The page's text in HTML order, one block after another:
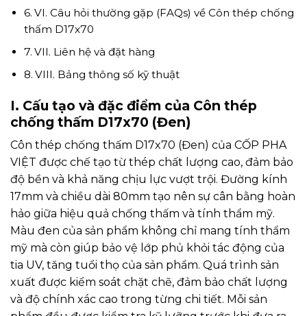
VI. Câu hỏi thường gặp (FAQs) về Côn thép chống
thấm D17x70
VII. Liên hệ và đặt hàng
VIII. Bảng thông số kỹ thuật
I. Cấu tạo và đặc điểm của Côn thép
chống thấm D17x70 (Đen)
Côn thép chống thấm D17x70 (Đen) của CỐP PHA
VIỆT được chế tạo từ thép chất lượng cao, đảm bảo
độ bền và khả năng chịu lực vượt trội. Đường kính
17mm và chiều dài 80mm tạo nên sự cân bằng hoàn
hảo giữa hiệu quả chống thấm và tính thẩm mỹ.
Màu đen của sản phẩm không chỉ mang tính thẩm
mỹ mà còn giúp bảo vệ lớp phủ khỏi tác động của
tia UV, tăng tuổi thọ của sản phẩm. Quá trình sản
xuất được kiểm soát chặt chẽ, đảm bảo chất lượng
và độ chính xác cao trong từng chi tiết. Mỗi sản